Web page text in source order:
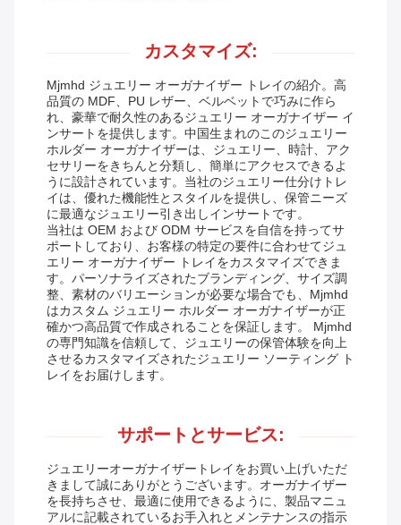
カスタマイズ:
Mjmhd ジュエリー オーガナイザー トレイの紹介。高
品質の MDF、PU レザー、ベルベットで巧みに作ら
れ、豪華で耐久性のあるジュエリー オーガナイザー イ
ンサートを提供します。中国生まれのこのジュエリー
ホルダー オーガナイザーは、ジュエリー、時計、アク
セサリーをきちんと分類し、簡単にアクセスできるよ
うに設計されています。当社のジュエリー仕分けトレ
イは、優れた機能性とスタイルを提供し、保管ニーズ
に最適なジュエリー引き出しインサートです。
当社は OEM および ODM サービスを自信を持ってサ
ポートしており、お客様の特定の要件に合わせてジュ
エリー オーガナイザー トレイをカスタマイズできま
す。パーソナライズされたブランディング、サイズ調
整、素材のバリエーションが必要な場合でも、Mjmhd
はカスタム ジュエリー ホルダー オーガナイザーが正
確かつ高品質で作成されることを保証します。 Mjmhd
の専門知識を信頼して、ジュエリーの保管体験を向上
させるカスタマイズされたジュエリー ソーティング ト
レイをお届けします。
サポートとサービス:
ジュエリーオーガナイザートレイをお買い上げいただ
きまして誠にありがとうございます。オーガナイザー
を長持ちさせ、最適に使用できるように、製品マニュ
アルに記載されているお手入れとメンテナンスの指示